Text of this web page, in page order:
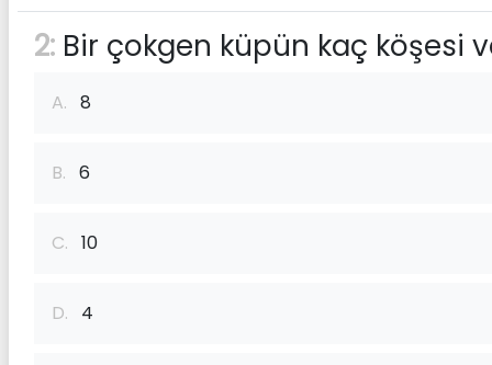
2: Bir çokgen küpün kaç köşesi
A. 8
B. 6
C. 10
D. 4